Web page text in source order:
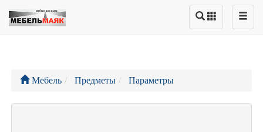
Мебель Предметы Параметры